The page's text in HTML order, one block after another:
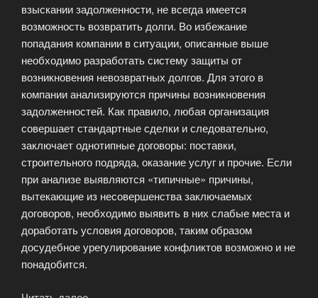
взыскании задолженности, не всегда имеется
возможность возвратить долги. Во избежание
попадания компании в ситуации, описанные выше
необходимо разработать систему защиты от
возникновения невозвратных долгов. Для этого в
компании анализируются причины возникновения
задолженностей. Как правило, любая организация
совершает стандартные сделки и следовательно,
заключает однотипные договоры: поставки,
строительного подряда, оказание услуг и прочие. Если
при анализе выявляются «типичные» причины,
вытекающие из несовершенства заключаемых
договоров, необходимо выявить в них слабые места и
доработать условия договоров, таким образом
досудебное урегулирование конфликтов возможно и не
понадобится.